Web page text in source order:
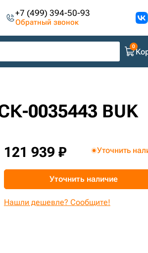
+7 (499) 394-50-93
Обратный звонок
0035443 BUK
121 939 ₽ Уточнить
Уточнить наличие
Нашли дешевле? Сообщите!